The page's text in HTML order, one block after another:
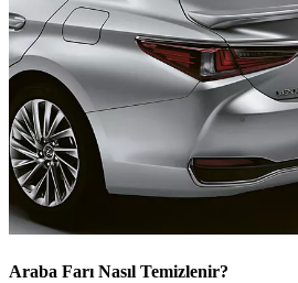
Araba Farı Nasıl Temizlenir?